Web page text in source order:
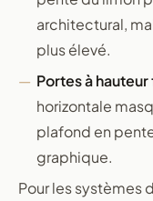
architectural,
plus élevé.
Portes à
horizontale
plafond en
graphique.
Pour les systèmes